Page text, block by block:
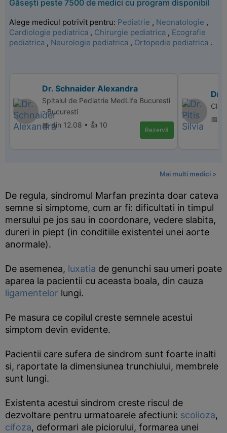
Găsești peste 7500 de medici cu program disponibil
Alege medicul potrivit pentru: Pediatrie , Neonatologie ,
Cardiologie pediatrica , Chirurgie pediatrica , Ecografie
pediatrica , Neurologie pediatrica , Ortopedie pediatrica .
Dr. Schnaider Alexandra
Spitalul de Pediatrie MedLife Bucuresti
- Bucuresti
📅 din 12.08 • 👍 10
Rezervă
Dr.
📅
Mai multi medici >
De regula, sindromul Marfan prezinta doar cateva
semne si simptome, cum ar fi: dificultati in timpul
mersului pe jos sau in coordonare, vedere slabita,
dureri in piept (in conditiile existentei unei aorte
anormale).
De asemenea, luxatia de genunchi sau umeri poate
aparea la pacientii cu aceasta boala, din cauza
ligamentelor lungi.
Pe masura ce copilul creste semnele acestui
simptom devin evidente.
Pacientii care sufera de sindrom sunt foarte inalti
si, raportate la dimensiunea trunchiului, membrele
sunt lungi.
Existenta acestui sindrom creste riscul de
dezvoltare pentru urmatoarele afectiuni: scolioza,
cifoza, deformari ale piciorului, formarea unei